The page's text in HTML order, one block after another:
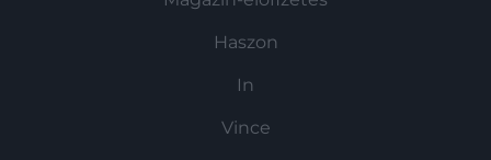
Haszon
In
Vince